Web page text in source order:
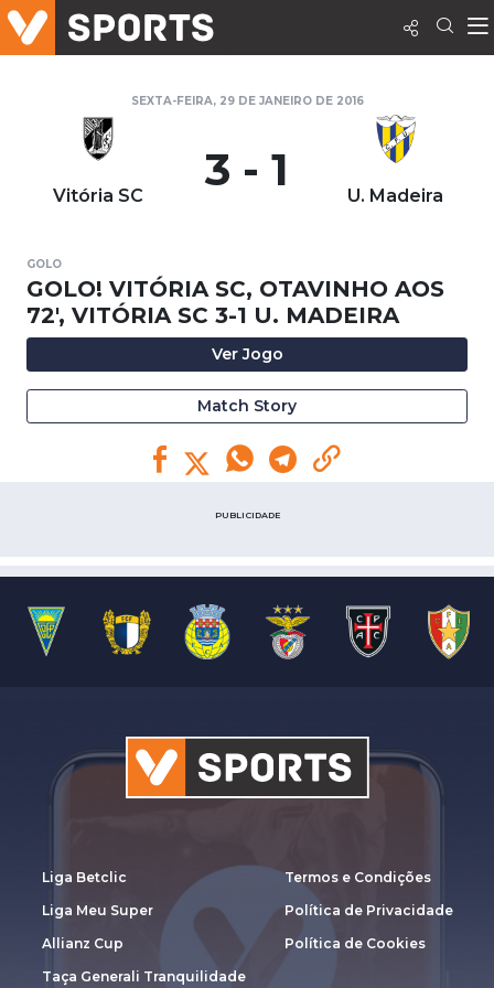
SEXTA-FEIRA, 29 DE JANEIRO DE 2016
Vitória SC 3 - 1 U. Madeira
GOLO
GOLO! VITÓRIA SC, OTAVINHO AOS
72', VITÓRIA SC 3-1 U. MADEIRA
Ver Jogo
Match Story
PUBLICIDADE
Liga Betclic
Liga Meu Super
Allianz Cup
Taça Generali Tranquilidade
Termos e Condições
Política de Privacidade
Política de Cookies